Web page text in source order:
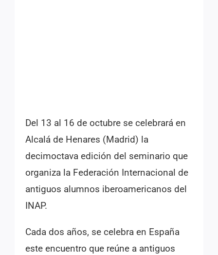
Del 13 al 16 de octubre se celebrará en
Alcalá de Henares (Madrid) la
decimoctava edición del seminario que
organiza la Federación Internacional de
antiguos alumnos iberoamericanos del
INAP.
Cada dos años, se celebra en España
este encuentro que reúne a antiguos